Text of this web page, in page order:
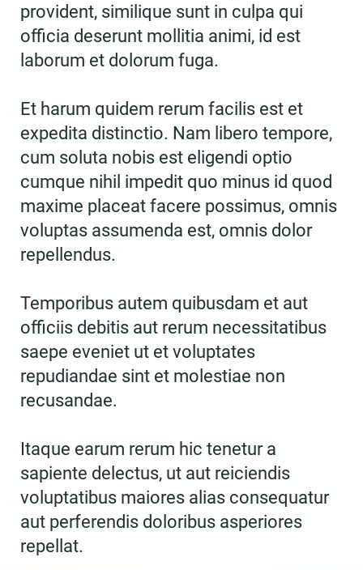
provident, similique sunt in culpa qui
officia deserunt mollitia animi, id est
laborum et dolorum fuga.
Et harum quidem rerum facilis est et
expedita distinctio. Nam libero tempore,
cum soluta nobis est eligendi optio
cumque nihil impedit quo minus id quod
maxime placeat facere possimus, omnis
voluptas assumenda est, omnis dolor
repellendus.
Temporibus autem quibusdam et aut
officiis debitis aut rerum necessitatibus
saepe eveniet ut et voluptates
repudiandae sint et molestiae non
recusandae.
Itaque earum rerum hic tenetur a
sapiente delectus, ut aut reiciendis
voluptatibus maiores alias consequatur
aut perferendis doloribus asperiores
repellat.